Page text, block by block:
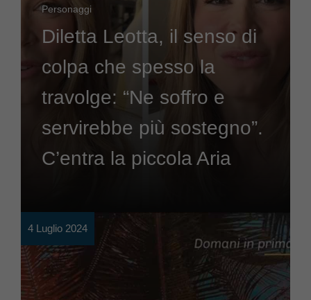
Personaggi
Diletta Leotta, il senso di
colpa che spesso la
travolge: “Ne soffro e
servirebbe più sostegno”.
C’entra la piccola Aria
4 Luglio 2024